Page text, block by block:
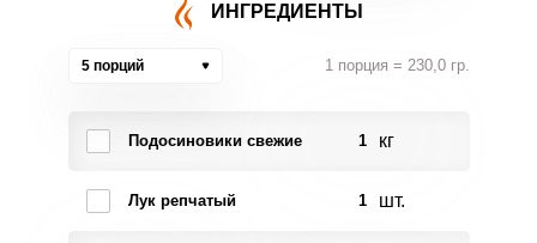
ИНГРЕДИЕНТЫ
5 порций 1 порция = 230,0 гр.
Подосиновики свежие 1 кг
Лук репчатый 1 шт.